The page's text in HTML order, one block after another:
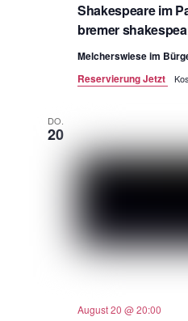
Shakespeare im
bremer
Melcherswiese im
Reservierung Jetzt
DO.
20
August 20 @ 20:00